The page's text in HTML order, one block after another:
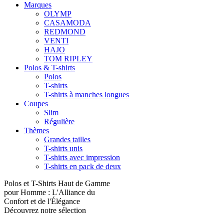
Marques
OLYMP
CASAMODA
REDMOND
VENTI
HAJO
TOM RIPLEY
Polos & T-shirts
Polos
T-shirts
T-shirts à manches longues
Coupes
Slim
Régulière
Thèmes
Grandes tailles
T-shirts unis
T-shirts avec impression
T-shirts en pack de deux
Polos et T-Shirts Haut de Gamme
pour Homme : L'Alliance du
Confort et de l'Élégance
Découvrez notre sélection